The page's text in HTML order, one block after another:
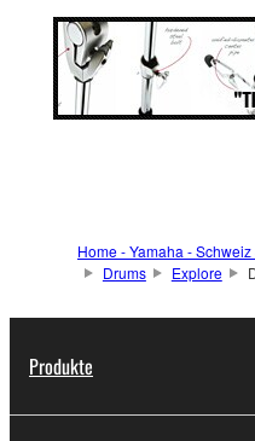
Home - Yamaha -
Drums
Explore
Produkte